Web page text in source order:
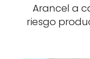
Arancel a
riesgo